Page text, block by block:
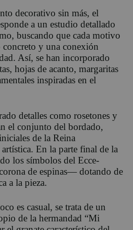
decorativo sin más, el
a un estudio detallado
buscando que cada motivo
y una conexión
Así, se han incorporado
hojas de acanto, margaritas
inspiradas en el
detalles como rosetones y
el conjunto del bordado,
de la Reina
En la parte final de la
los símbolos del Ecce-
de espinas— dotando de
a la pieza.
es casual, se trata de un
de la hermandad “Mi